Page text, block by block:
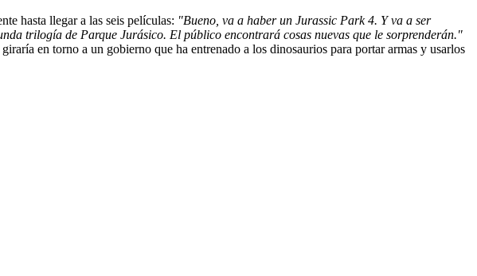
hasta llegar a las seis películas: "Bueno, va a haber un Jurassic Park 4. Y va a ser
trilogía de Parque Jurásico. El público encontrará cosas nuevas que le sorprenderán."
en torno a un gobierno que ha entrenado a los dinosaurios para portar armas y usarlos